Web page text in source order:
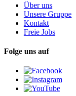
Über uns
Unsere Gruppe
Kontakt
Freie Jobs
Folge uns auf